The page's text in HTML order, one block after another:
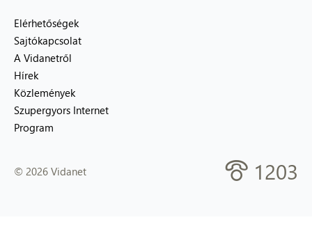
Elérhetőségek
Sajtókapcsolat
A Vidanetről
Hírek
Közlemények
Szupergyors Internet
Program
© 2026 Vidanet 1203